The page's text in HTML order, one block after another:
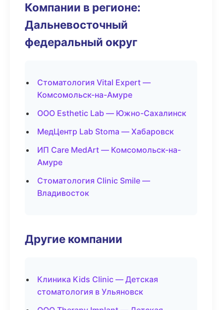
Компании в регионе:
Дальневосточный
федеральный округ
Стоматология Vital Expert —
Комсомольск-на-Амуре
ООО Esthetic Lab — Южно-Сахалинск
МедЦентр Lab Stoma — Хабаровск
ИП Care MedArt — Комсомольск-на-
Амуре
Стоматология Clinic Smile —
Владивосток
Другие компании
Клиника Kids Clinic — Детская
стоматология в Ульяновск